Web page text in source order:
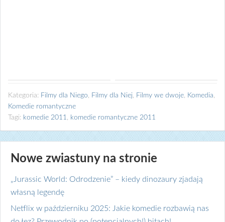
Kategoria: Filmy dla Niego, Filmy dla Niej, Filmy we dwoje, Komedia,
Komedie romantyczne
Tagi: komedie 2011, komedie romantyczne 2011
Nowe zwiastuny na stronie
„Jurassic World: Odrodzenie” – kiedy dinozaury zjadają
własną legendę
Netflix w październiku 2025: Jakie komedie rozbawią nas